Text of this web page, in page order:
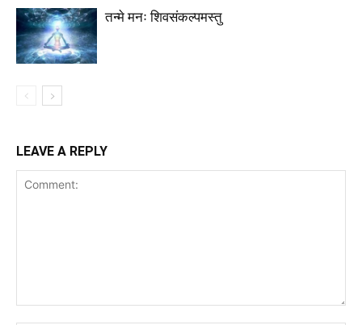
तन्मे मनः शिवसंकल्पमस्तु
LEAVE A REPLY